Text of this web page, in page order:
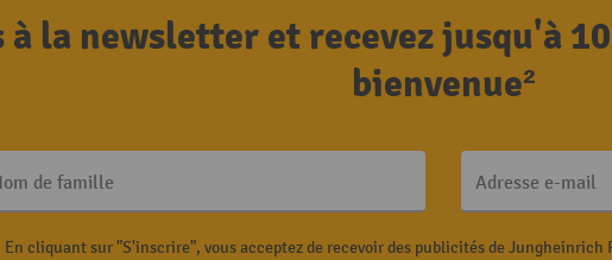
la newsletter et recevez jusqu'à
bienvenue²
de famille Adresse e-mail
En cliquant sur "S'inscrire", vous acceptez de recevoir des publicités de Jungheinrich